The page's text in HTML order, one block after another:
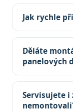
Jak rychle
Děláte
panelových
Servisujete